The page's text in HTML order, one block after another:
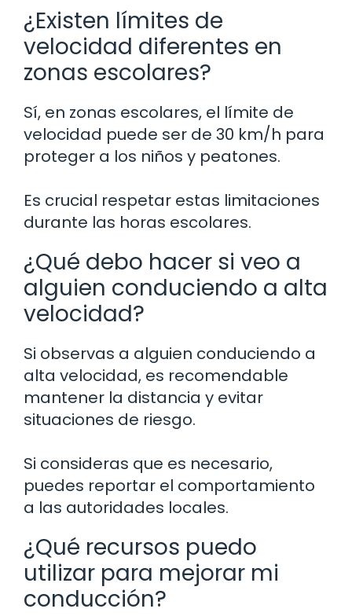
¿Existen límites de
velocidad diferentes en
zonas escolares?
Sí, en zonas escolares, el límite de
velocidad puede ser de 30 km/h para
proteger a los niños y peatones.
Es crucial respetar estas limitaciones
durante las horas escolares.
¿Qué debo hacer si veo a
alguien conduciendo a alta
velocidad?
Si observas a alguien conduciendo a
alta velocidad, es recomendable
mantener la distancia y evitar
situaciones de riesgo.
Si consideras que es necesario,
puedes reportar el comportamiento
a las autoridades locales.
¿Qué recursos puedo
utilizar para mejorar mi
conducción?